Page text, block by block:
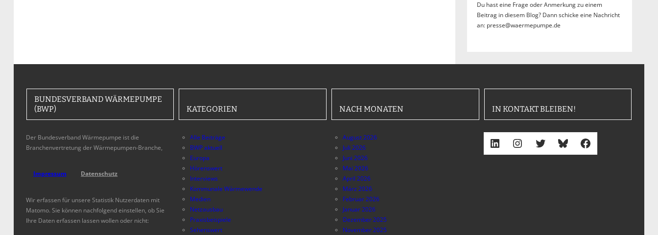
Du hast eine Frage oder Anmerkung zu einem
Beitrag in diesem Blog? Dann schicke eine Nachricht
an: presse@waermepumpe.de
BUNDESVERBAND WÄRMEPUMPE
(BWP)
Der Bundesverband Wärmepumpe ist die
Branchenvertretung der Wärmepumpen-Branche,
Impressum Datenschutz
Wir erfassen für unsere Statistik Nutzerdaten mit
Matomo. Sie können nachfolgend einstellen, ob Sie
Ihre Daten erfassen lassen wollen oder nicht:
KATEGORIEN
Alle Beiträge
BWP aktuell
Europa
Hörenswert
Interviews
Kommunale Wärmewende
Medien
Netzausbau
Praxisbeispiele
Sehenswert
NACH MONATEN
August 2026
Juli 2026
Juni 2026
Mai 2026
April 2026
März 2026
Februar 2026
Januar 2026
Dezember 2025
November 2025
IN KONTAKT BLEIBEN!
LinkedIn Instagram Twitter Bluesky Facebook